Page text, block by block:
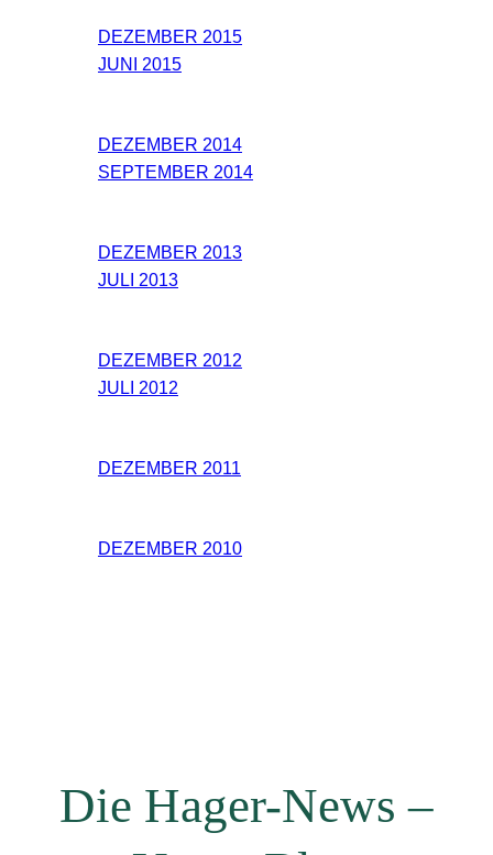
DEZEMBER 2015
JUNI 2015
DEZEMBER 2014
SEPTEMBER 2014
DEZEMBER 2013
JULI 2013
DEZEMBER 2012
JULI 2012
DEZEMBER 2011
DEZEMBER 2010
Die Hager-News –